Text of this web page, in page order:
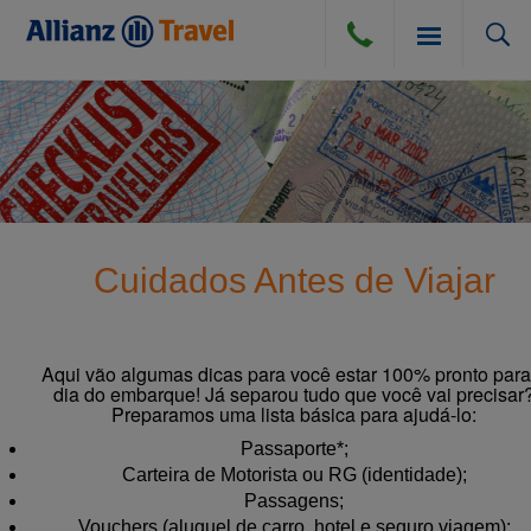
SEGURO VIAGEM
SEGURO VIAGEM MARÍTIMO
CANCELAMENTO POR DIVERSAS CAUSAS
BLOG
COMPRA DE CÂMBIO
DÚVIDAS E DICAS
PERGUNTAS FREQUENTES
Cuidados Antes de Viajar
Aqui vão algumas dicas para você estar 100% pronto
dia do embarque! Já separou tudo que você vai
Preparamos uma lista básica para ajudá-lo:
Passaporte*;
Carteira de Motorista ou RG (identidade);
Passagens;
Vouchers (aluguel de carro, hotel e seguro viagem);